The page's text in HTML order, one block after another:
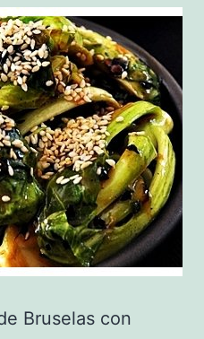
Bruselas con